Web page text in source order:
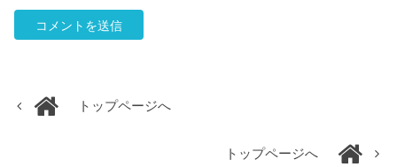
トップページへ
トップページへ